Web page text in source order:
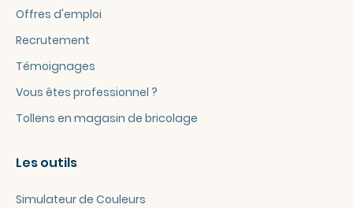
Offres d'emploi
Recrutement
Témoignages
Vous êtes professionnel ?
Tollens en magasin de bricolage
Les outils
Simulateur de Couleurs